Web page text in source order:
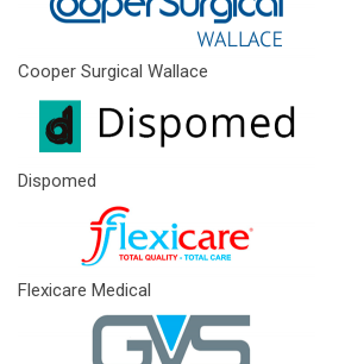
Cooper Surgical Wallace
Dispomed
Flexicare Medical